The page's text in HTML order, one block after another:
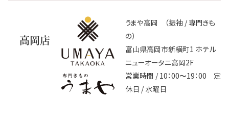
高岡店
うまや高岡 （振袖 / 専門きも
の）
富山県高岡市新横町1 ホテル
ニューオータニ高岡2F
営業時間 / 10：00〜19：00 定
休日 / 水曜日